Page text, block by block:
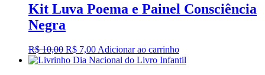
Kit Luva Poema e Painel Consciência
Negra
R$10,00 O
preço
R$ 7,00O
preço
Adicionar ao carrinho